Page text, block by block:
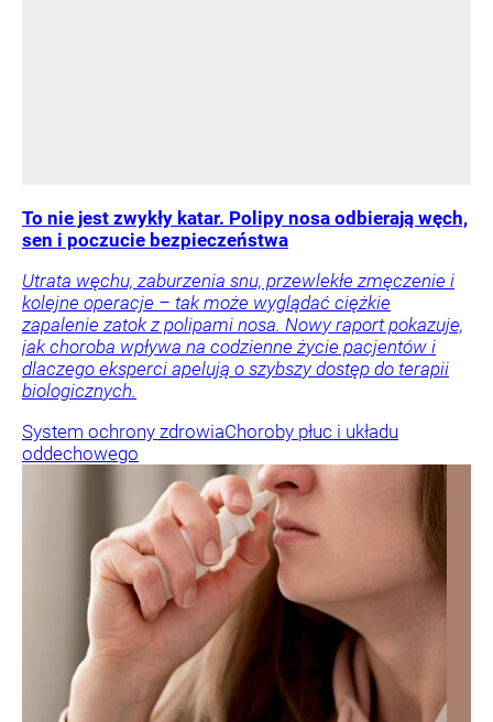
To nie jest zwykły katar. Polipy nosa odbierają węch,
sen i poczucie bezpieczeństwa
Utrata węchu, zaburzenia snu, przewlekłe zmęczenie i
kolejne operacje – tak może wyglądać ciężkie
zapalenie zatok z polipami nosa. Nowy raport pokazuje,
jak choroba wpływa na codzienne życie pacjentów i
dlaczego eksperci apelują o szybszy dostęp do terapii
biologicznych.
System ochrony zdrowiaChoroby płuc i układu
oddechowego